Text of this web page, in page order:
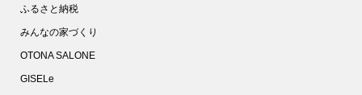
ふるさと納税
みんなの家づくり
OTONA SALONE
GISELe